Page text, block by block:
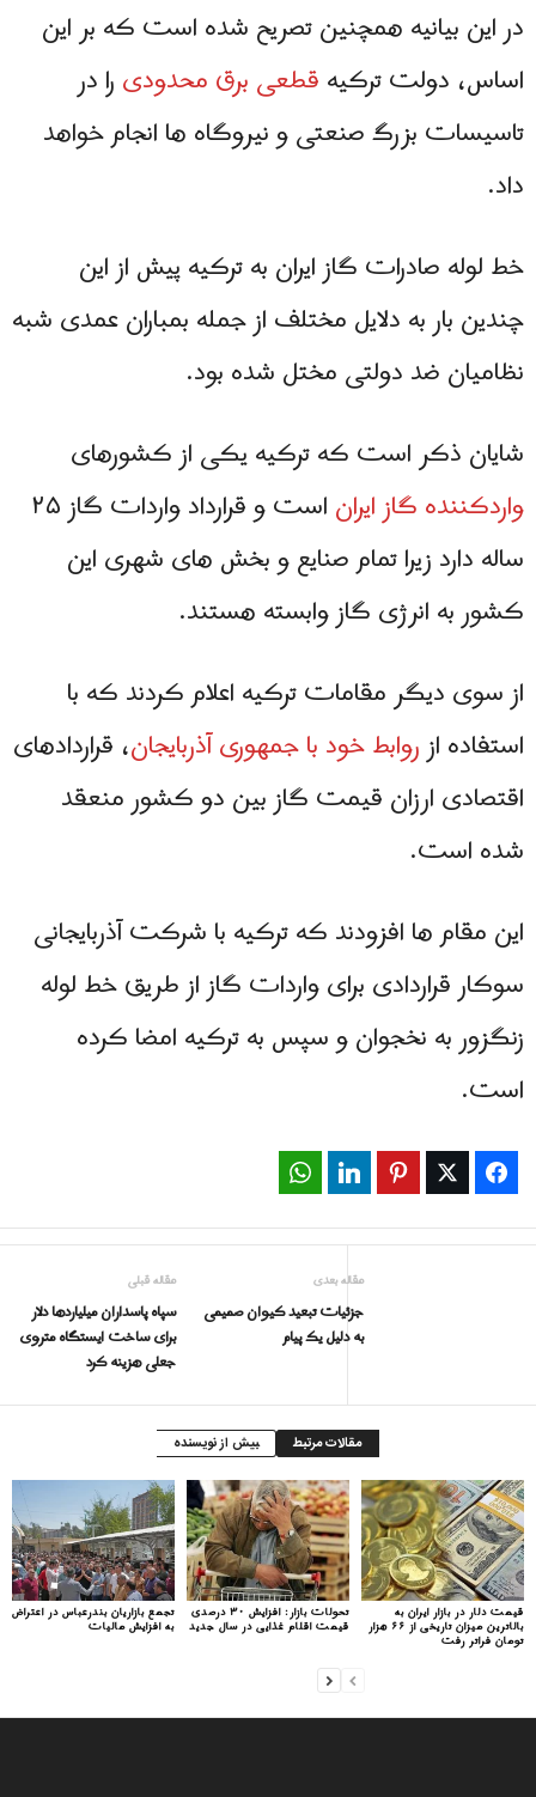
در این بیانیه همچنین تصریح شده است که بر این
اساس، دولت ترکیهقطعی برق محدودیرا در
تاسیسات بزرگ صنعتی و نیروگاه ها انجام خواهد
داد.
خط لوله صادرات گاز ایران به ترکیه پیش از این
چندین بار به دلایل مختلف از جمله بمباران عمدی شبه
نظامیان ضد دولتی مختل شده بود.
شایان ذکر است که ترکیه یکی از کشورهای
واردکننده گاز ایران
است و قرارداد واردات گاز ۲۵
ساله دارد زیرا تمام صنایع و بخش های شهری این
کشور به انرژی گاز وابسته هستند.
از سوی دیگر مقامات ترکیه اعلام کردند که با
استفاده ازروابط خود با جمهوری آذربایجان، قراردادهای
اقتصادی ارزان قیمت گاز بین دو کشور منعقد
شده است.
این مقام ها افزودند که ترکیه با شرکت آذربایجانی
سوکار قراردادی برای واردات گاز از طریق خط لوله
زنگزور به نخجوان و سپس به ترکیه امضا کرده
است.
Facebook
Twitter
Pinterest
LinkedIn
مقاله قبلی
سپاه پاسداران میلیاردها دلار
برای ساخت ایستگاه متروی
جعلی هزینه کرد
مقاله بعدی
جزئیات تبعید کیوان صمیمی
به دلیل یک پیام
مقالات مرتبط بیش از نویسنده
تجمع بازاریان بندرعباس در اعتراض
به افزایش مالیات
تحولات بازار: افزایش ۳۰ درصدی
قیمت اقلام غذایی در سال جدید
قیمت دلار در بازار ایران به
بالاترین میزان تاریخی از ۶۶ هزار
تومان فراتر رفت